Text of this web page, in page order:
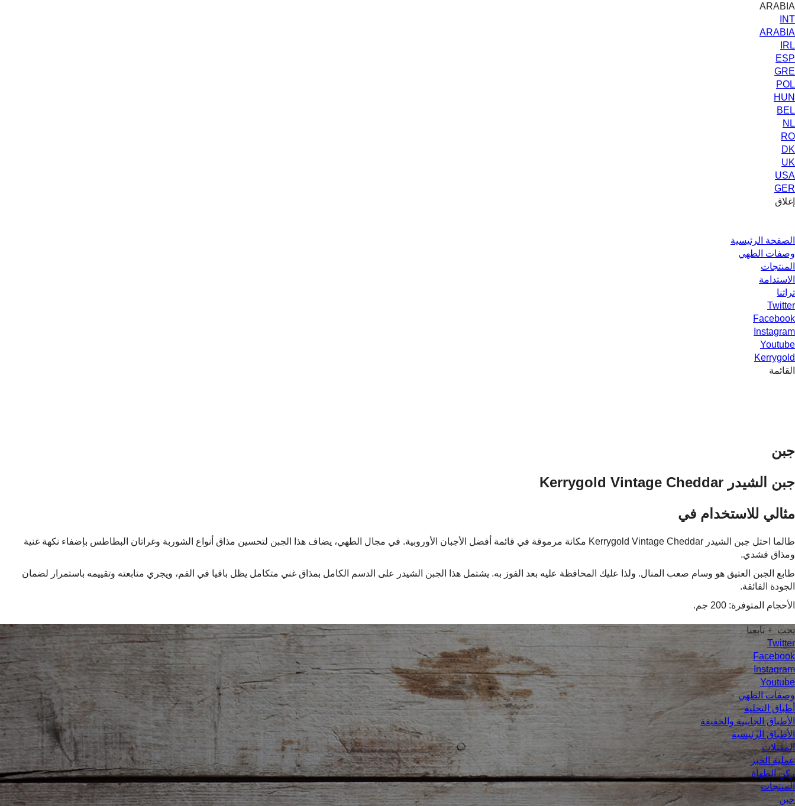
ARABIA
INT
ARABIA
IRL
ESP
GRE
POL
HUN
BEL
NL
RO
DK
UK
USA
GER
إغلاق
الصفحة الرئيسية
وصفات الطهي
المنتجات
الاستدامة
تراثنا
Twitter
Facebook
Instagram
Youtube
Kerrygold
القائمة
جبن
جبن الشيدر Kerrygold Vintage Cheddar
مثالي للاستخدام في
طالما احتل جبن الشيدر Kerrygold Vintage Cheddar مكانة مرموقة في قائمة أفضل الأجبان الأوروبية. في مجال الطهي، يضاف هذا الجبن لتحسين مذاق أنواع الشوربة وغراتان البطاطس بإضفاء نكهة غنية
ومذاق قشدي.
طابع الجبن العتيق هو وسام صعب المنال. ولذا عليك المحافظة عليه بعد الفوز به. يشتمل هذا الجبن الشيدر على الدسم الكامل بمذاق غني متكامل يظل باقيا في الفم، ويجري متابعته وتقييمه باستمرار لضمان
الجودة الفائقة.
الأحجام المتوفرة: 200 جم.
بحث + تابعنا
Twitter
Facebook
Instagram
Youtube
وصفات الطهي
أطباق التحلية
الأطباق الجانبية والخفيفة
الأطباق الرئيسية
المقبلات
عملية الخبز
ركن الطهاة
المنتجات
جبن